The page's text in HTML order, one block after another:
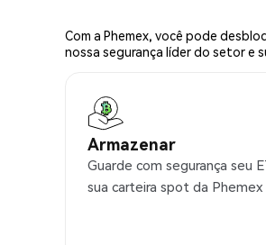
Com a Phemex, você pode
nossa segurança líder do setor e
Armazenar
Guarde com segurança seu
sua carteira spot da Phemex